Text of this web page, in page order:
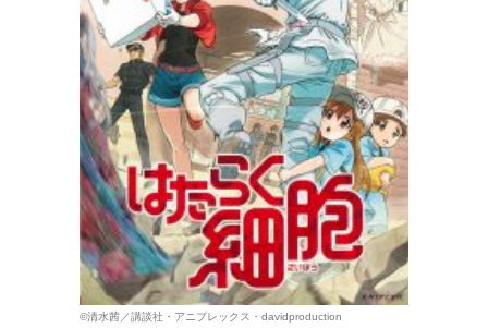
©清水茜／講談社・アニプレックス・davidproduction